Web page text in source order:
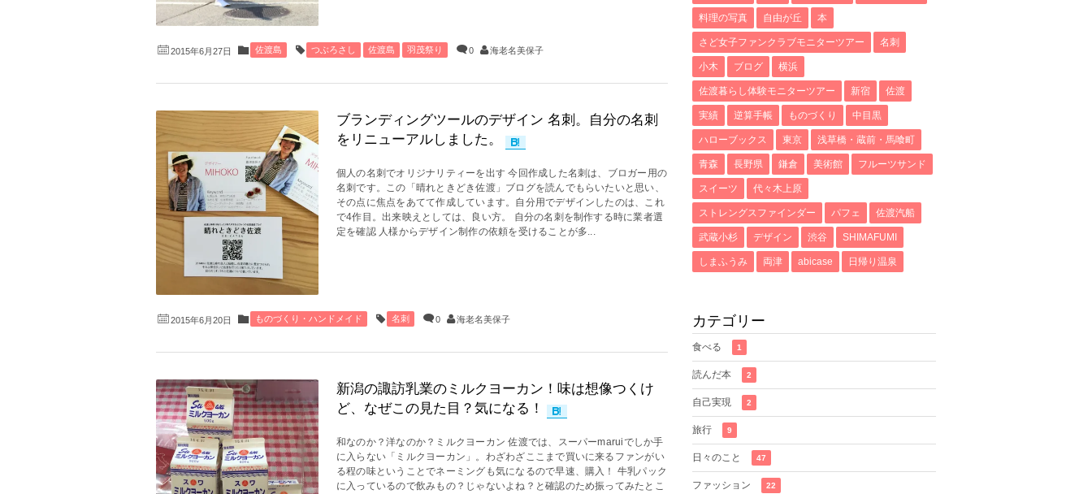
2015年6月27日 佐渡島 つぶろさし 佐渡島 羽茂祭り 0 海老名美保子
ブランディングツールのデザイン 名刺。自分の名刺
をリニューアルしました。
個人の名刺でオリジナリティーを出す 今回作成した名刺は、ブロガー用の
名刺です。この「晴れときどき佐渡」ブログを読んでもらいたいと思い、
その点に焦点をあてて作成しています。自分用でデザインしたのは、これ
で4作目。出来映えとしては、良い方。 自分の名刺を制作する時に業者選
定を確認 人様からデザイン制作の依頼を受けることが多...
2015年6月20日 ものづくり・ハンドメイド 名刺 0 海老名美保子
新潟の諏訪乳業のミルクヨーカン！味は想像つくけ
ど、なぜこの見た目？気になる！
和なのか？洋なのか？ミルクヨーカン 佐渡では、スーパーmaruiでしか手
に入らない「ミルクヨーカン」。わざわざここまで買いに来るファンがい
る程の味ということでネーミングも気になるので早速、購入！ 牛乳パック
に入っているので飲みもの？じゃないよね？と確認のため振ってみたとこ
料理の写真 自由が丘 本
さど女子ファンクラブモニターツアー 名刺
小木 ブログ 横浜
佐渡暮らし体験モニターツアー 新宿 佐渡
実績 逆算手帳 ものづくり 中目黒
ハローブックス 東京 浅草橋・蔵前・馬喰町
青森 長野県 鎌倉 美術館 フルーツサンド
スイーツ 代々木上原
ストレングスファインダー パフェ 佐渡汽船
武蔵小杉 デザイン 渋谷 SHIMAFUMI
しまふうみ 両津 abicase 日帰り温泉
カテゴリー
食べる 1
読んだ本 2
自己実現 2
旅行 9
日々のこと 47
ファッション 22